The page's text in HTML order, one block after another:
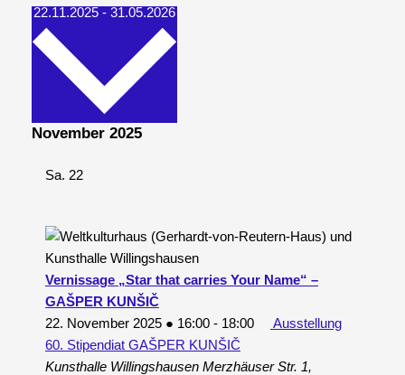
22.11.2025-31.05.2026
November 2025
Sa. 22
Vernissage „Star that carries Your Name“ –
GAŠPER KUNŠIČ
22. November 2025 ● 16:00- 18:00
Ausstellung
60. Stipendiat GAŠPER KUNŠIČ
Kunsthalle Willingshausen Merzhäuser Str. 1,